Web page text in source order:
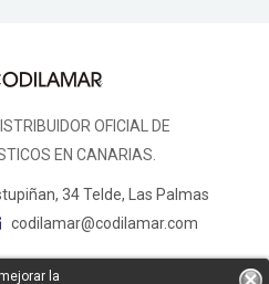
la
OFICIAL DE
EN CANARIAS.
34 Telde, Las Palmas
codilamar@codilamar.com